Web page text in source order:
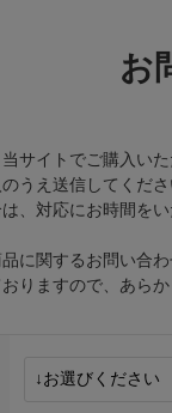
お
サイトでご購入い
うえ送信してくださ
対応にお時間をい
に関するお問い合
ますので、あらか